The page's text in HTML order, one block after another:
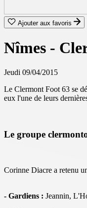
Ajouter aux favoris
Nîmes -
Jeudi 09/04/2015
Le Clermont Foot 63 se
eux l'une de leurs
Le groupe
Corinne Diacre a retenu
- Gardiens : Jeannin,